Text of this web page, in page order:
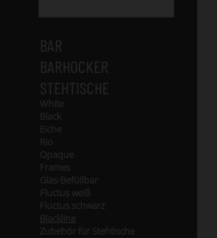
BAR
BARHOCKER
STEHTISCHE
White
Black
Eiche
Rio
Opaque
Frames
Glas-Befüllbar
Fluctus weiß
Fluctus schwarz
Blackline
Zubehör für Stehtische